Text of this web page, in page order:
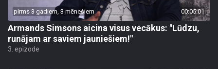
pirms 3 gadiem, 3 mēnešiem 00:05:01
Armands Simsons aicina visus vecākus: "Lūdzu,
runājam ar saviem jauniešiem!"
3. epizode